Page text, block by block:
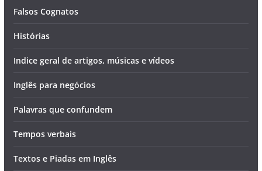
Falsos Cognatos
Histórias
Indice geral de artigos, músicas e vídeos
Inglês para negócios
Palavras que confundem
Tempos verbais
Textos e Piadas em Inglês